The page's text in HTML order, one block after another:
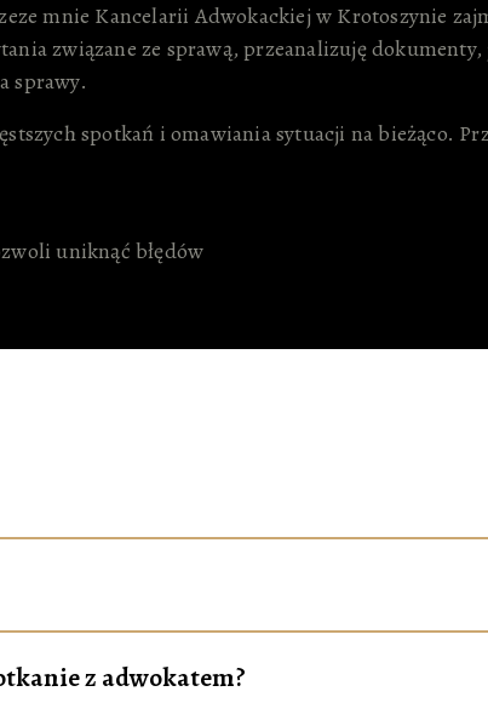
mnie Kancelarii Adwokackiej w Krotoszynie
związane ze sprawą, przeanalizuję
sprawy.
spotkań i omawiania sytuacji na bieżąco.
uniknąć błędów
z adwokatem?